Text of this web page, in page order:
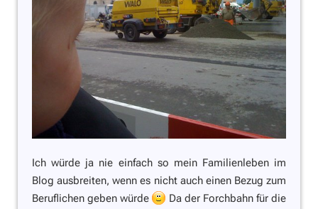
Ich würde ja nie einfach so mein Familienleben im
Blog ausbreiten, wenn es nicht auch einen Bezug zum
Beruflichen geben würde
Da der Forchbahn für die